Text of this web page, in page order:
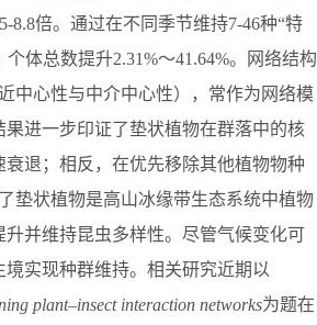
8.8倍。通过在不同季节维持7-46种“特
个体总数提升2.31%～41.64%。网络结构
中心性与中介中心性），常作为网络模
进一步印证了垫状植物在群落中的核
退；相反，在优先移除其他植物物种
垫状植物是高山冰缘带生态系统中植物
并维持昆虫多样性。尽管气候变化可
实现种群维持。相关研究近期以
plant–insect interaction networks为题在